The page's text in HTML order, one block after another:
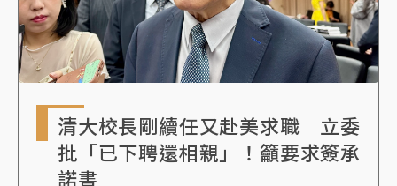
清大校長剛續任又赴美求職 立委
批「已下聘還相親」！籲要求簽承
諾書